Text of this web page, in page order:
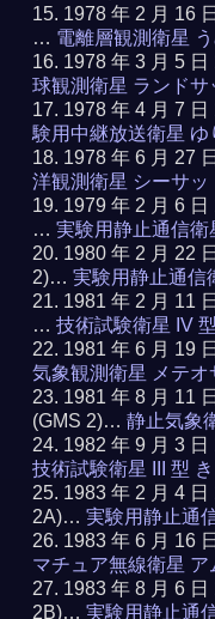
1978 年 2 月 16
… 電離層観測衛星
1978 年 3 月 5
球観測衛星 ランドサ
1978 年 4 月 7
験用中継放送衛星 ゆ
1978 年 6 月 27
洋観測衛星 シーサッ
1979 年 2 月 6
…実験用静止通信
1980 年 2 月 22
2)…実験用静止通信
1981 年 2 月 11
…技術試験衛星 IV
1981 年 6 月 19
気象観測衛星 メテオ
1981 年 8 月 11
(GMS 2)…静止気象
1982 年 9 月 3
技術試験衛星 III 型
1983 年 2 月 4
2A)…実験用静止通
1983 年 6 月 16
マチュア無線衛星
1983 年 8 月 6
2B)…実験用静止通